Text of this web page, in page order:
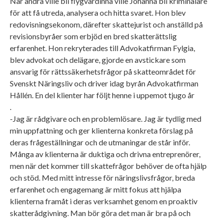
för att få utreda, analysera och hitta svaret. Hon blev
redovisningsekonom, därefter skattejurist och anställd på
revisionsbyråer som erbjöd en bred skatterättslig
erfarenhet. Hon rekryterades till Advokatfirman Fylgia,
blev advokat och delägare, gjorde en avstickare som
ansvarig för rättssäkerhetsfrågor på skatteområdet för
Svenskt Näringsliv och driver idag byrån Advokatfirman
Hållén. En del klienter har följt henne i uppemot tjugo år
-Jag är rådgivare och en problemlösare. Jag är tydlig med
min uppfattning och ger klienterna konkreta förslag på
deras frågeställningar och de utmaningar de står inför.
Många av klienterna är duktiga och drivna entreprenörer,
men när det kommer till skattefrågor behöver de ofta hjälp
och stöd. Med mitt intresse för näringslivsfrågor, breda
erfarenhet och engagemang är mitt fokus att hjälpa
klienterna framåt i deras verksamhet genom en proaktiv
skatterådgivning. Man bör göra det man är bra på och